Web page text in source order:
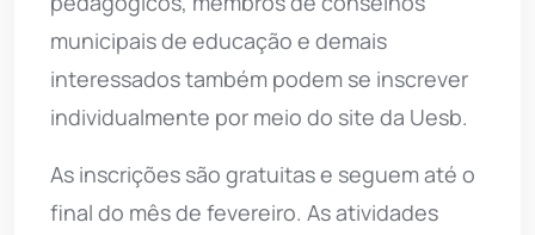
municipais de educação e demais
interessados também podem se inscrever
individualmente por meio do site da Uesb.
As inscrições são gratuitas e seguem até o
final do mês de fevereiro. As atividades